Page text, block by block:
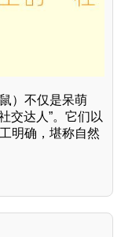
）不仅是呆萌
交达人”。它们以
明确，堪称自然